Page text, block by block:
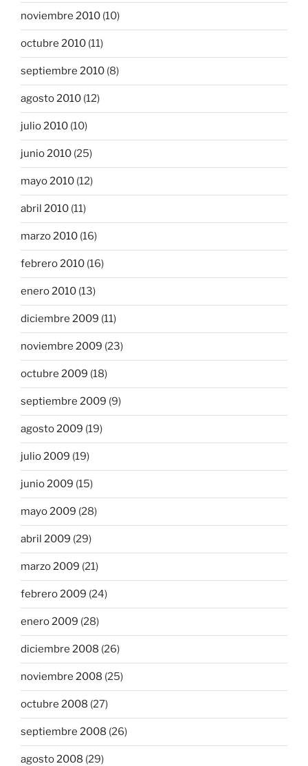
noviembre 2010 (10)
octubre 2010 (11)
septiembre 2010 (8)
agosto 2010 (12)
julio 2010 (10)
junio 2010 (25)
mayo 2010 (12)
abril 2010 (11)
marzo 2010 (16)
febrero 2010 (16)
enero 2010 (13)
diciembre 2009 (11)
noviembre 2009 (23)
octubre 2009 (18)
septiembre 2009 (9)
agosto 2009 (19)
julio 2009 (19)
junio 2009 (15)
mayo 2009 (28)
abril 2009 (29)
marzo 2009 (21)
febrero 2009 (24)
enero 2009 (28)
diciembre 2008 (26)
noviembre 2008 (25)
octubre 2008 (27)
septiembre 2008 (26)
agosto 2008 (29)